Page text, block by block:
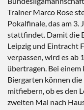
Trainer Marco Rose
Pokalfinale, das am
stattfindet. Damit die
Leipzig und Eintracht
verpassen, wird es ab
übertragen. Bei
Biergarten können
mitfiebern, ob es den
zweiten Mal nach